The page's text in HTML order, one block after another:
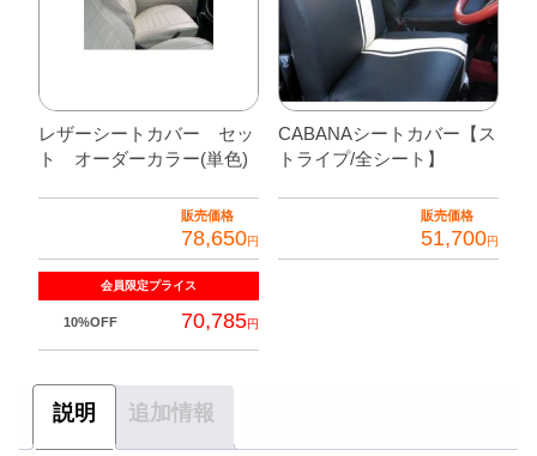
に
は
複
数
の
バ
リ
ー
レザーシートカバー セッ
ト オーダーカラー(単色)
販売価格
78,650円
会員限定プライス
10%OFF 70,785円
の
CABANAシートカバー【ス
トライプ/全シート】
販売価格
51,700円
説明 追加情報